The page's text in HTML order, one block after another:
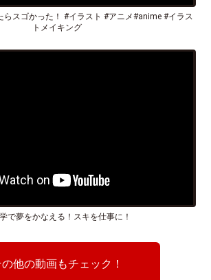
らスゴかった！ #イラスト #アニメ#anime #イラス
トメイキング
で夢をかなえる！スキを仕事に！
の他の動画もチェック！